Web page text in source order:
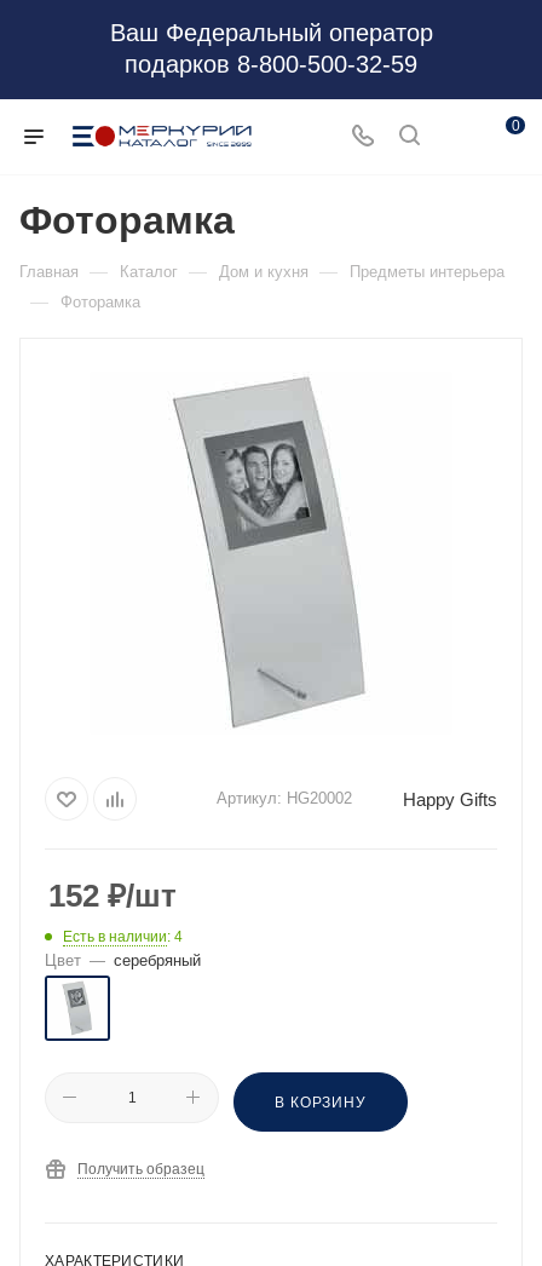
Ваш Федеральный оператор
подарков 8-800-500-32-59
0
Фоторамка
Главная — Каталог — Дом и кухня — Предметы интерьера
— Фоторамка
Артикул: HG20002 Happy Gifts
152 ₽/шт
Есть в наличии: 4
Цвет — серебряный
В КОРЗИНУ
Получить образец
ХАРАКТЕРИСТИКИ